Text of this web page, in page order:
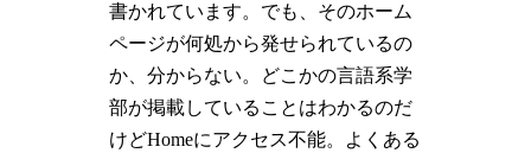
書かれています。でも、そのホーム
ページが何処から発せられているの
か、分からない。どこかの言語系学
部が掲載していることはわかるのだ
けどHomeにアクセス不能。よくある